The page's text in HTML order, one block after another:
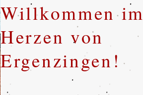
Willkommen im
Herzen von
Ergenzingen!